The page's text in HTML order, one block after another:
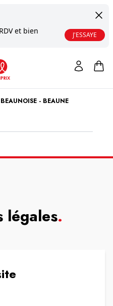
et bien
J'ESSAYE
- BEAUNE
légales.